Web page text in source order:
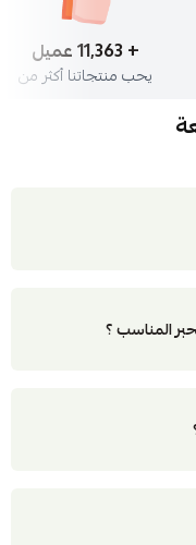
+ 13,876 عميل
يحب منتجاتنا أكثر من
المناسب ؟